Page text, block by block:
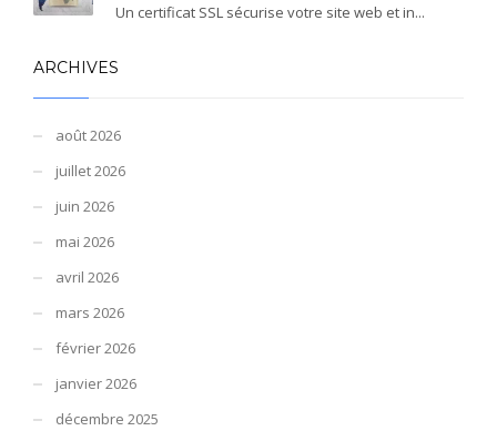
Un certificat SSL sécurise votre site web et in...
ARCHIVES
août 2026
juillet 2026
juin 2026
mai 2026
avril 2026
mars 2026
février 2026
janvier 2026
décembre 2025